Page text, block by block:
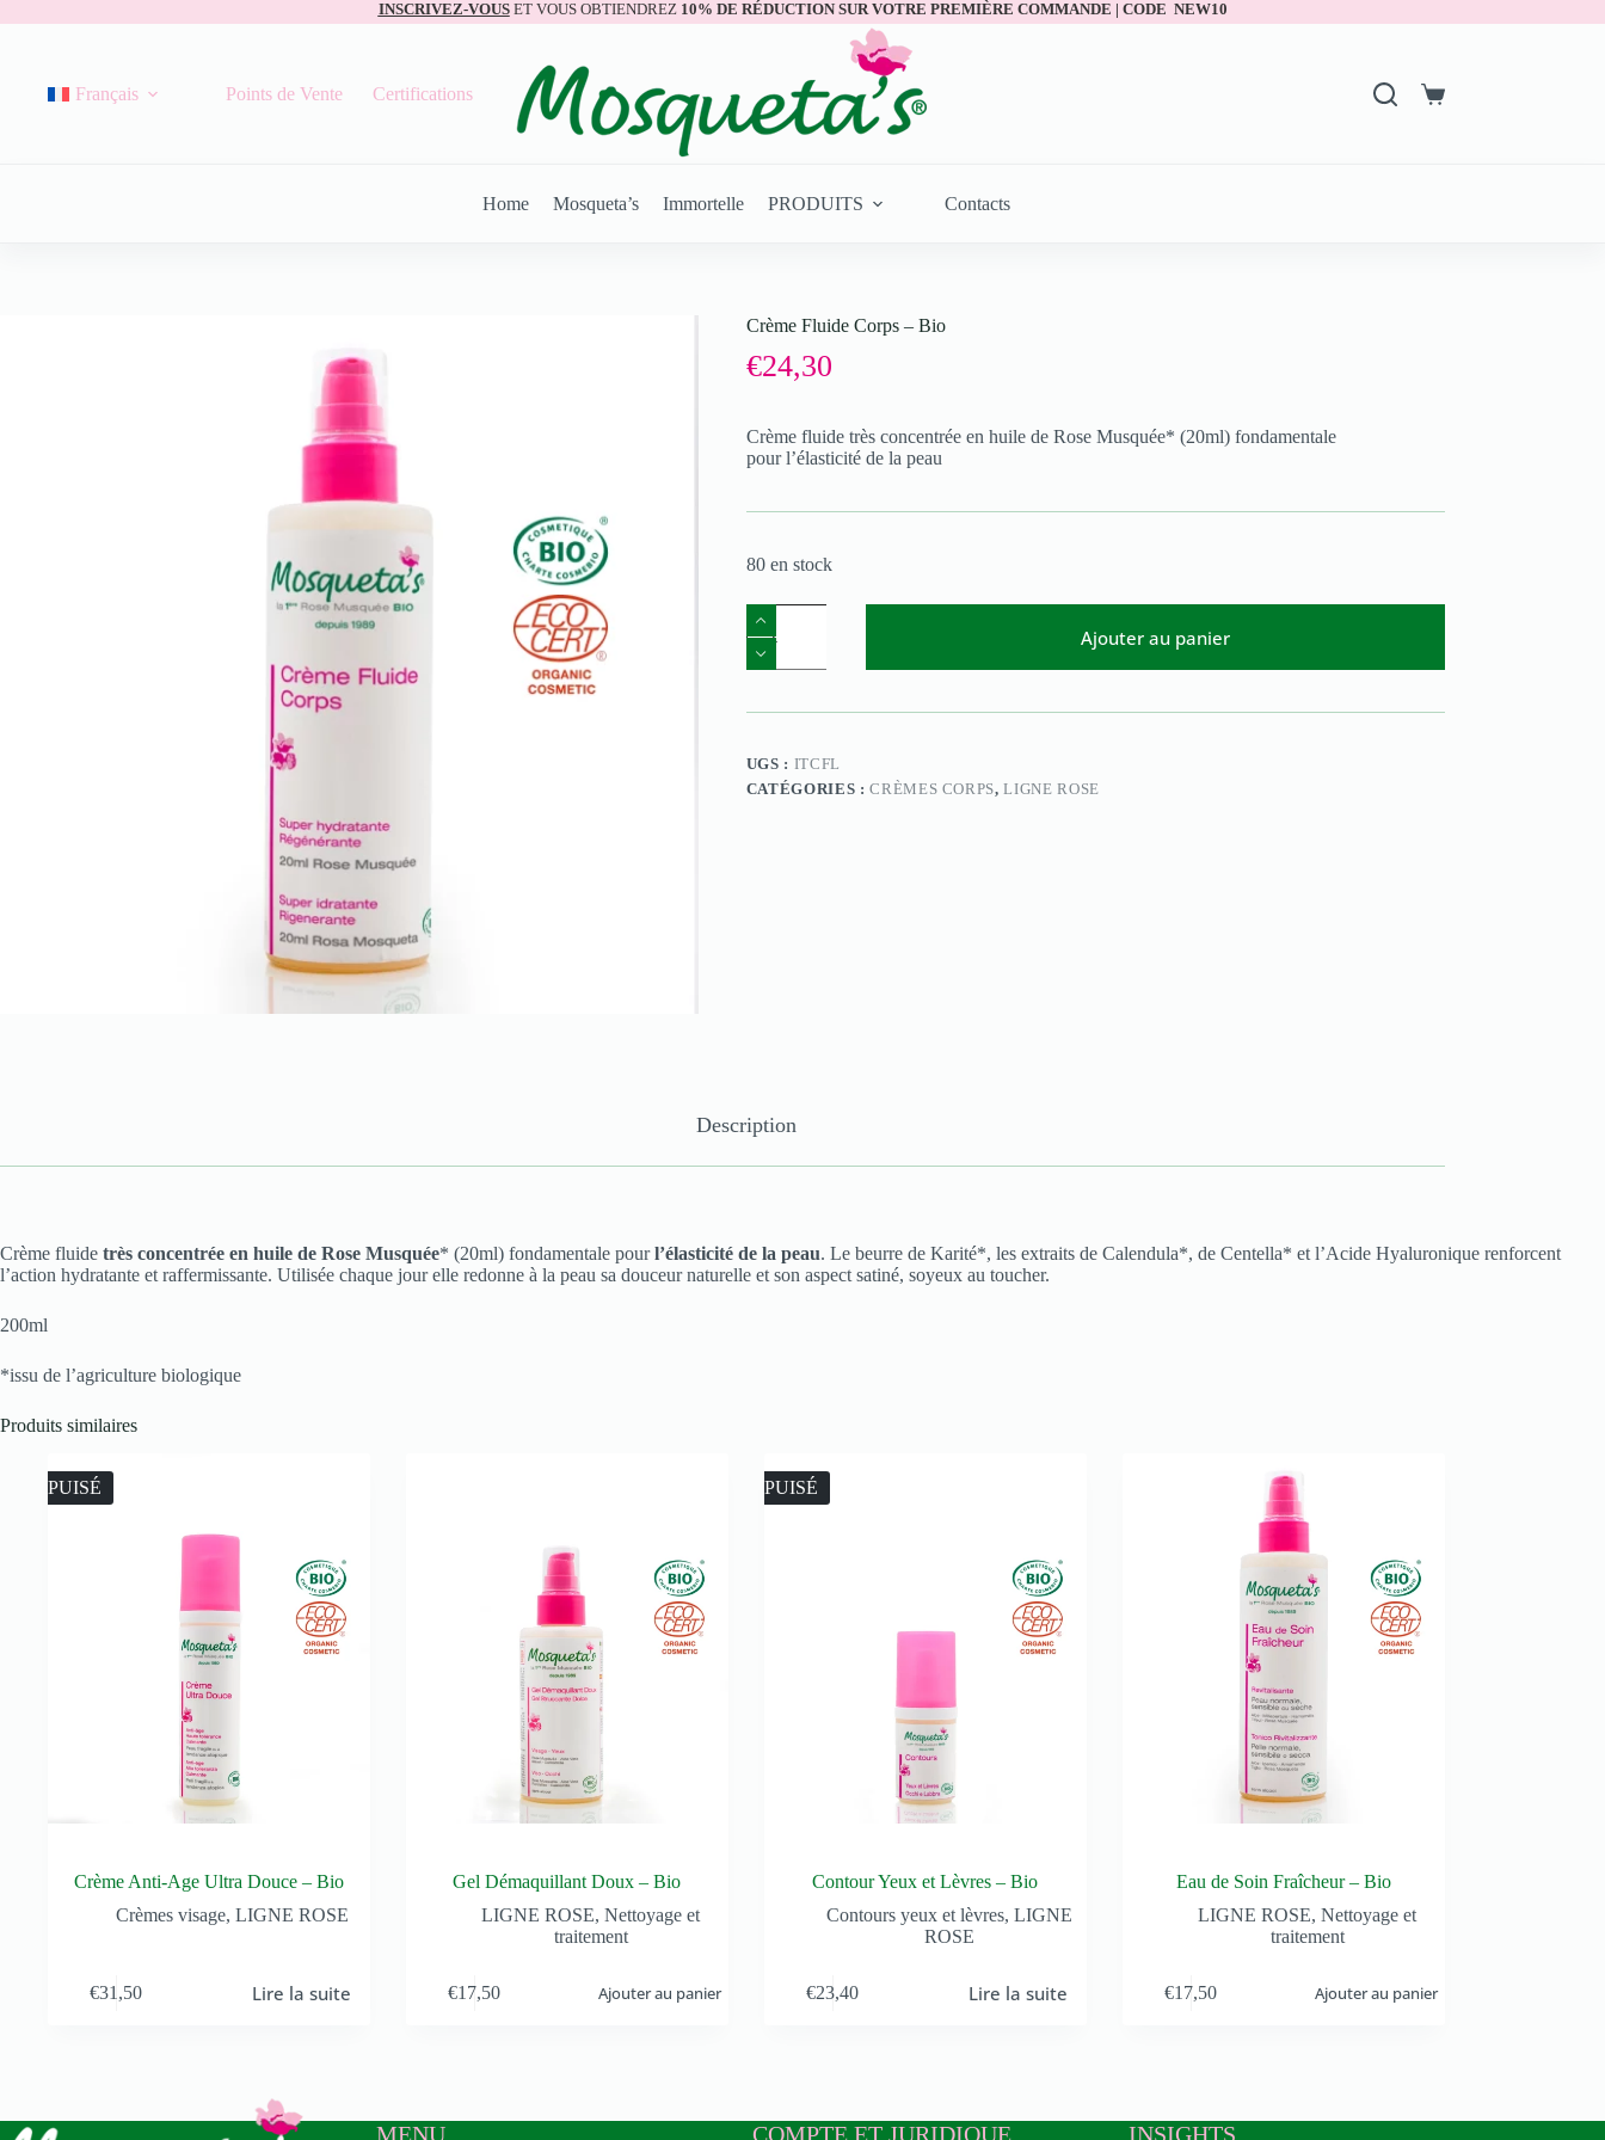
INSCRIVEZ-VOUSET VOUS OBTIENDREZ 10% DE RÉDUCTION SUR VOTRE PREMIÈRE COMMANDE | CODE NEW10
Français Points de Vente Certifications
Home Mosqueta’s Immortelle PRODUITS Contacts
Crème Fluide Corps – Bio
€24,30
Crème fluide très concentrée en huile de Rose Musquée* (20ml) fondamentale
pour l’élasticité de la peau
80 en stock
Ajouter au panier
UGS : ITCFL
CATÉGORIES :CRÈMES CORPS,LIGNE ROSE
Description
Crème fluide très concentrée en huile de Rose Musquée* (20ml) fondamentale pourl’élasticité de la peau. Le beurre de Karité*, les extraits de Calendula*, de Centella* et l’Acide Hyaluronique renforcent
l’action hydratante et raffermissante. Utilisée chaque jour elle redonne à la peau sa douceur naturelle et son aspect satiné, soyeux au toucher.
200ml
*issu de l’agriculture biologique
Produits similaires
ÉPUISÉ
Crème Anti-Age Ultra Douce – Bio
Crèmes visage,LIGNE ROSE
€31,50 Lire la suite
Gel Démaquillant Doux – Bio
LIGNE ROSE,Nettoyage et
traitement
€17,50 Ajouter au panier
ÉPUISÉ
Contour Yeux et Lèvres – Bio
Contours yeux et lèvres, LIGNE
ROSE
€23,40 Lire la suite
Eau de Soin Fraîcheur – Bio
LIGNE ROSE,Nettoyage et
traitement
€17,50 Ajouter au panier
MENU COMPTE ET JURIDIQUE INSIGHTS